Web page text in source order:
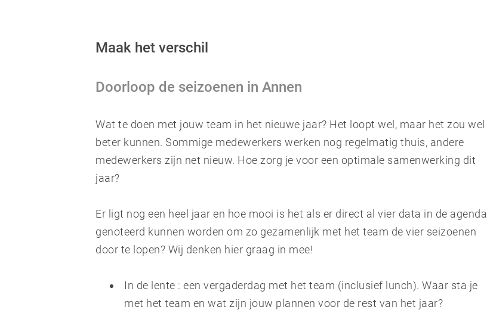
Maak het verschil
Doorloop de seizoenen in Annen
Wat te doen met jouw team in het nieuwe jaar? Het loopt wel, maar het zou wel
beter kunnen. Sommige medewerkers werken nog regelmatig thuis, andere
medewerkers zijn net nieuw. Hoe zorg je voor een optimale samenwerking dit
jaar?
Er ligt nog een heel jaar en hoe mooi is het als er direct al vier data in de agenda
genoteerd kunnen worden om zo gezamenlijk met het team de vier seizoenen
door te lopen? Wij denken hier graag in mee!
In de lente : een vergaderdag met het team (inclusief lunch). Waar sta je
met het team en wat zijn jouw plannen voor de rest van het jaar?